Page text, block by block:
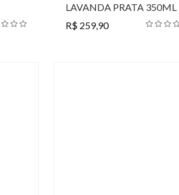
LAVANDA PRATA 350ML
R$ 259,90